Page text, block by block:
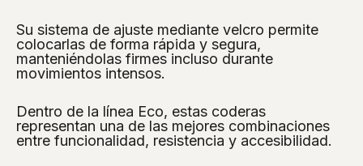
Su sistema de ajuste mediante velcro permite
colocarlas de forma rápida y segura,
manteniéndolas firmes incluso durante
movimientos intensos.
Dentro de la línea Eco, estas coderas
representan una de las mejores combinaciones
entre funcionalidad, resistencia y accesibilidad.